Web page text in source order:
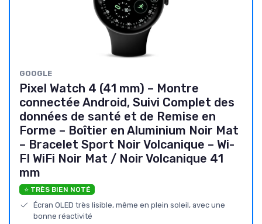
GOOGLE
Pixel Watch 4 (41 mm) – Montre
connectée Android, Suivi Complet des
données de santé et de Remise en
Forme – Boîtier en Aluminium Noir Mat
– Bracelet Sport Noir Volcanique – Wi-
FI WiFi Noir Mat / Noir Volcanique 41
mm
⭐ TRÈS BIEN NOTÉ
Écran OLED très lisible, même en plein soleil, avec une
bonne réactivité